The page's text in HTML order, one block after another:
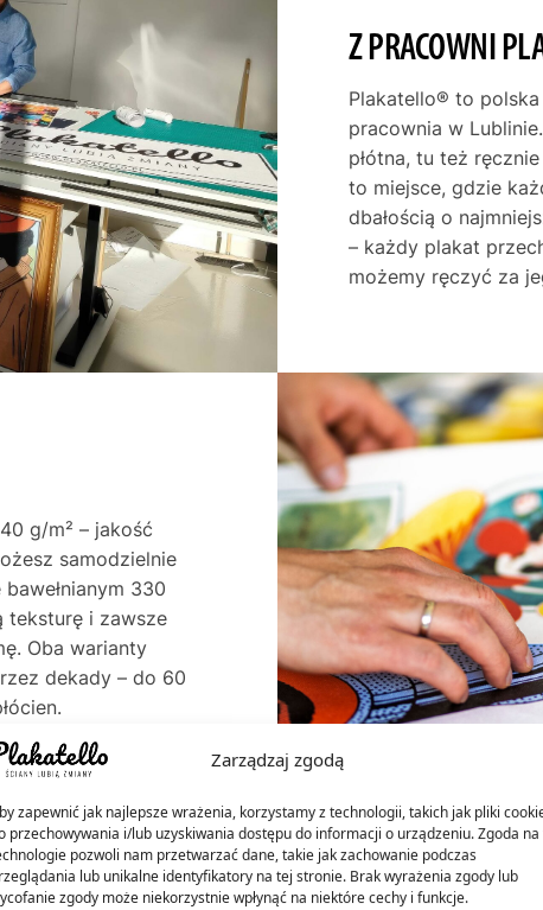
Zarządzaj zgodą
zapewnić jak najlepsze wrażenia, korzystamy z technologii, takich jak pliki
przechowywania i/lub uzyskiwania dostępu do informacji o urządzeniu. Zgoda na
pozwoli nam przetwarzać dane, takie jak zachowanie podczas
lub unikalne identyfikatory na tej stronie. Brak wyrażenia zgody lub
zgody może niekorzystnie wpłynąć na niektóre cechy i funkcje.
przełamując nieco surowy
niezwykle popularne w
artystów nurtu Bauhausu.
chętnie eksperymentowali z
zestawieniami barw, tworząc
Przedstawiony tutaj plakat
jednocześnie nowoczesną
Z PRACOWNI
Plakatello® to
pracownia w
płótna, tu też
to miejsce, gdzie
dbałością o
– każdy plakat
możemy ręczyć za
g/m² – jakość
samodzielnie
330
teksturę i zawsze
Oba warianty
dekady – do 60